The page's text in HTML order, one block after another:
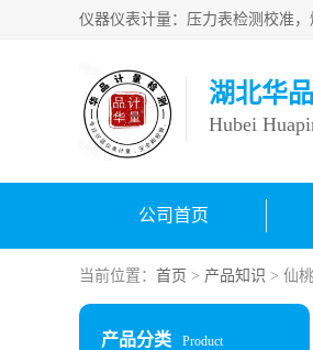
湖北华
Hubei
公司首页
当前位置： 首页 > 产品知识 > 仙
产品分类 Product